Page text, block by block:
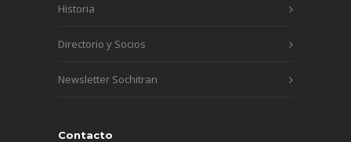
Historia
Directorio y Socios
Newsletter Sochitran
Contacto